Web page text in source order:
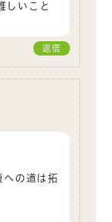
しいこと
返信
への道は拓